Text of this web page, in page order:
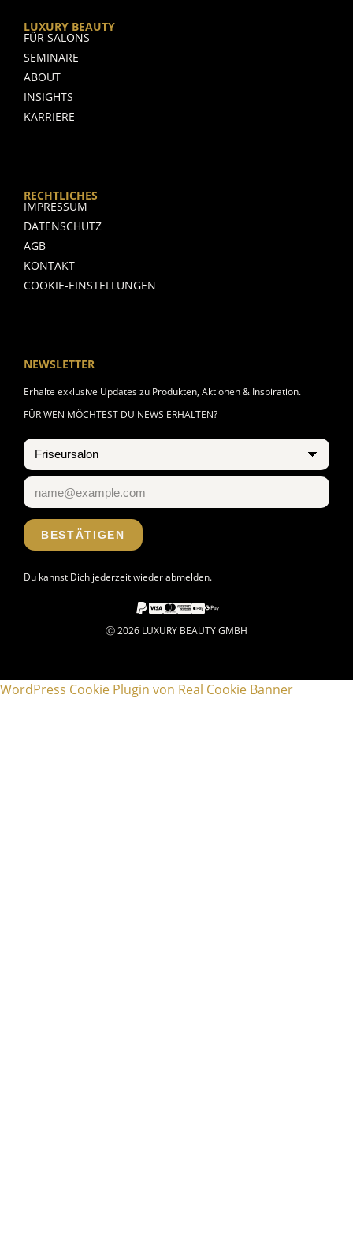
LUXURY BEAUTY
FÜR SALONS
SEMINARE
ABOUT
INSIGHTS
KARRIERE
RECHTLICHES
IMPRESSUM
DATENSCHUTZ
AGB
KONTAKT
COOKIE-EINSTELLUNGEN
NEWSLETTER
Erhalte exklusive Updates zu Produkten, Aktionen & Inspiration.
FÜR WEN MÖCHTEST DU NEWS ERHALTEN?
BESTÄTIGEN
Du kannst Dich jederzeit wieder abmelden.
Ⓒ 2026 LUXURY BEAUTY GMBH
WordPress Cookie Plugin von Real Cookie Banner